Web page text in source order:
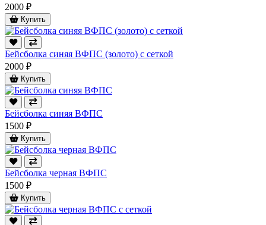
2000 ₽
Купить
Бейсболка синяя ВФПС (золото) с сеткой
2000 ₽
Купить
Бейсболка синяя ВФПС
1500 ₽
Купить
Бейсболка черная ВФПС
1500 ₽
Купить